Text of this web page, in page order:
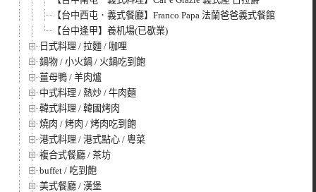
【台中西屯．義式餐廳】Franco Papa 法蘭爸爸義式餐館
【台中逢甲】養机場(已歇業)
日式料理 / 拉麵 / 咖哩
鍋物 / 小火鍋 / 火鍋吃到飽
薑母鴨 / 羊肉爐
中式料理 / 熱炒 / 牛肉麵
韓式料理 / 韓國烤肉
燒肉 / 烤肉 / 烤肉吃到飽
港式料理 / 港式點心 / 粵菜
複合式餐廳 / 茶坊
buffet / 吃到飽
美式餐廳 / 漢堡